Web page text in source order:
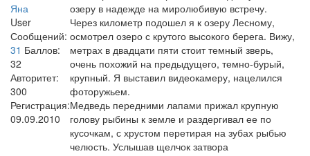
Яна
User
Сообщений:
31 Баллов:
32
Авторитет:
300
Регистрация:
09.09.2010
озеру в надежде на миролюбивую встречу.
Через километр подошел я к озеру Лесному,
осмотрел озеро с крутого высокого берега. Вижу,
метрах в двадцати пяти стоит темный зверь,
очень похожий на предыдущего, темно-бурый,
крупный. Я выставил видеокамеру, нацелился
фоторужьем.
Медведь передними лапами прижал крупную
голову рыбины к земле и раздергивал ее по
кусочкам, с хрустом перетирая на зубах рыбью
челюсть. Услышав щелчок затвора